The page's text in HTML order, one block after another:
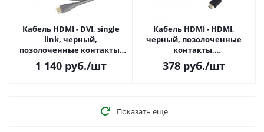
Кабель HDMI - DVI, single
link, черный,
позолоченные контакты,
экранированный, 10м. (CC-
HDMI-DVI-10MС)
1 140руб./шт
Кабель HDMI - HDMI,
черный, позолоченные
контакты,
экранированный, 1.8м, v2.0,
19M/19M (CC-HDMI4X-6)
378 руб./шт
Показать еще